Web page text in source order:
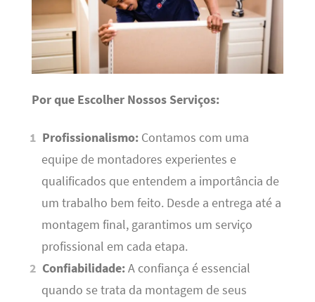
Por que Escolher Nossos Serviços:
Profissionalismo: Contamos com uma
equipe de montadores experientes e
qualificados que entendem a importância de
um trabalho bem feito. Desde a entrega até a
montagem final, garantimos um serviço
profissional em cada etapa.
Confiabilidade:A confiança é essencial
quando se trata da montagem de seus